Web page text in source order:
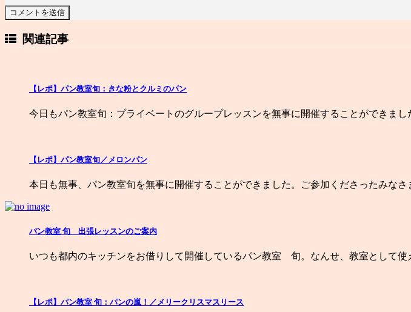
関連記事
【レポ】パン教室旬：きな粉とクルミのパン
今日もパン教室旬：プライベートのグループレッスンを無事に開催することができま
【レポ】パン教室旬／メロンパン
本日も無事、パン教室旬を無事に開催することができました。ご参加くださったみな
パン教室 旬 出張レッスンのご案内
いつも都内のキッチンをお借りして開催しているパン教室 旬。なんせ、教室として
【レポ】パン教室 旬：パンの嵐！／メリークリスマスリース